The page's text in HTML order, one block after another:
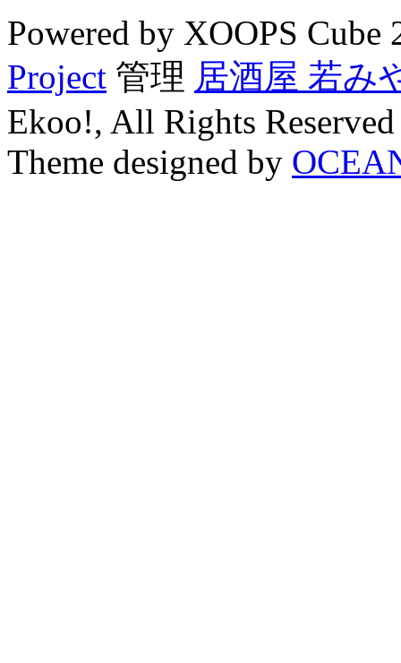
Powered by XOOPS
Project 管理 居酒屋 若み
Ekoo!, All Rights Reserved
Theme designed by